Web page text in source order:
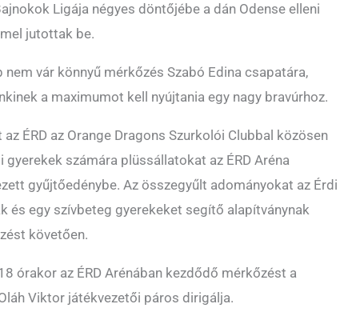
Ligája négyes döntőjébe a dán Odense elleni
jutottak be.
vár könnyű mérkőzés Szabó Edina csapatára,
a maximumot kell nyújtania egy nagy bravúrhoz.
ÉRD az Orange Dragons Szurkolói Clubbal közösen
gyerekek számára plüssállatokat az ÉRD Aréna
gyűjtőedénybe. Az összegyűlt adományokat az Érdi
és egy szívbeteg gyerekeket segítő alapítványnak
követően.
órakor az ÉRD Arénában kezdődő mérkőzést a
Viktor játékvezetői páros dirigálja.